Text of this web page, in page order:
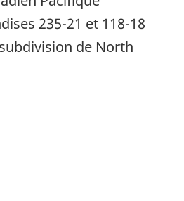
235-21 et 118-18
de North